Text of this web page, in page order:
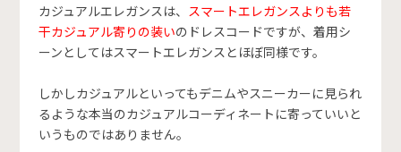
カジュアルエレガンスは、 スマートエレガンスよりも若
干カジュアル寄りの装いのドレスコードですが、着用シ
ーンとしてはスマートエレガンスとほぼ同様です。
しかしカジュアルといってもデニムやスニーカーに見られ
るような本当のカジュアルコーディネートに寄っていいと
いうものではありません。